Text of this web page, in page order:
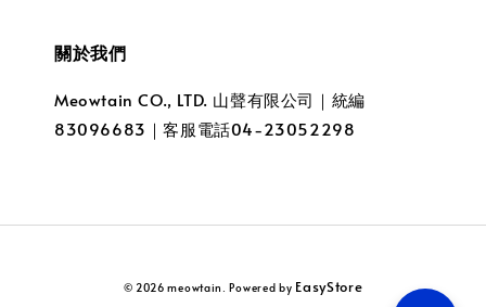
關於我們
Meowtain CO., LTD. 山聲有限公司｜統編
83096683｜客服電話04-23052298
© 2026 meowtain. Powered by EasyStore